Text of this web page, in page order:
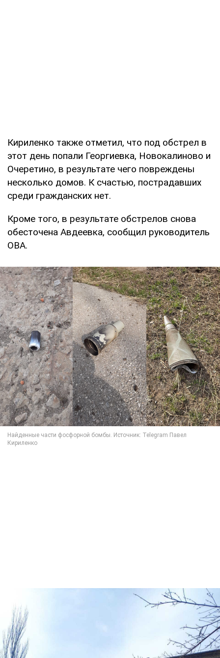
Кириленко также отметил, что под обстрел в
этот день попали Георгиевка, Новокалиново и
Очеретино, в результате чего повреждены
несколько домов. К счастью, пострадавших
среди гражданских нет.
Кроме того, в результате обстрелов снова
обесточена Авдеевка, сообщил руководитель
ОВА.